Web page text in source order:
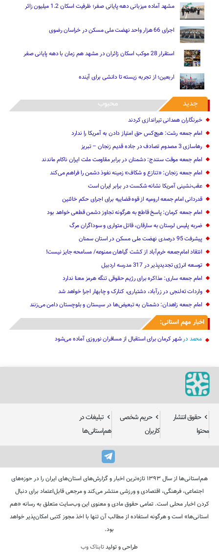
مشهد آماده میزبانی دهه پایانی صفر؛ ظرفیت اسکان 1.2 میلیون زائر
اجرای 66 هزار واحد نهضت ملی مسکن در خراسان رضوی
استقرار 28 موکب اسکان زائران در مشهد هم زمان با دهه پایانی صفر
اربعین؛ از تجربه زیسته تا دانشی برای آینده
جدید محبوب
خبرنگاران همدانی تیراندازی کردند
امام جمعه رشت: هیچ‌کس حق امتیاز دادن به آمریکا را ندارد
رهاسازی 3 مصدوم تصادف در جاده قدیم زنجان – تبریز
امام جمعه موقت سنندج: دشمنان در برابر مقاومت ملت ایران ناکام ماندند
امام جمعه زنجان: «تنازع و شکاف» زمینه نفوذ دشمن را فراهم می‌کند
عقب‌نشینی آمریکا نشانه شکست در برابر ایران است
قدردانی امام جمعه ارومیه از قوه قضاییه برای اجرای حکم خائنین ‌
امام جمعه کرمان: پاسخ قاطع به هرگونه تجاوز دشمن قطعی خواهد بود
ضربه پلیس لرستان به سارقان، قاتل متواری و سوداگران مرگ
پیشرفت 95 درصدی نهضت ملی مسکن در استان سمنان
انتقاد امام‌جمعه خرم‌آباد از کشت گیاهان ممنوعه/ مسامحه جایز نیست!
توسعه انرژی تجدیدپذیر در 317 مدرسه اردبیل
امام جمعه ساری: مذاکره برای رژیم حقوقی تنگه هرمز معنا ندارد
واردات ته‌لنجی در زرآباد، دشتیاری، کنارک و چابهار اجرا خواهد شد‌
امام جمعه زاهدان: دشمنان به تبعیض‌ها در سیستان و بلوچستان دامن می‌زنند
اخبار مهم استانی:
محمد درشهر کرمان برای استقبال از مسافران نوروزی آماده می‌شود
حقوق انتشار
محتوا
حریم شخصی
کاربران
تبلیغات در
هم‌استانی‌ها
هم‌استانی‌ها از سال ۱۳۹۳ تازه‌ترین اخبار و گزارش‌های استان‌های ایران را در حوزه‌های
اجتماعی، فرهنگی، اقتصادی و ورزشی منتشر می‌کند و مرجعی قابل‌اعتماد برای دنبال
کردن اخبار محلی است. تمامی حقوق مادی و معنوی این وب‌سایت متعلق به رسانه «هم
استانی‌ها» است و هرگونه استفاده از مطالب آن تنها با اخذ مجوز کتبی امکان‌پذیر خواهد
بود.
طراحی و تولیدتابناک وب